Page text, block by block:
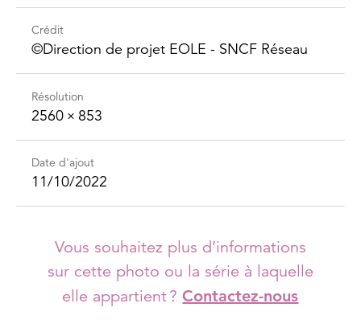
Crédit
©Direction de projet EOLE - SNCF Réseau
Résolution
2560 × 853
Date d'ajout
11/10/2022
Vous souhaitez plus d’informations
sur cette photo ou la série à laquelle
elle appartient ? Contactez-nous